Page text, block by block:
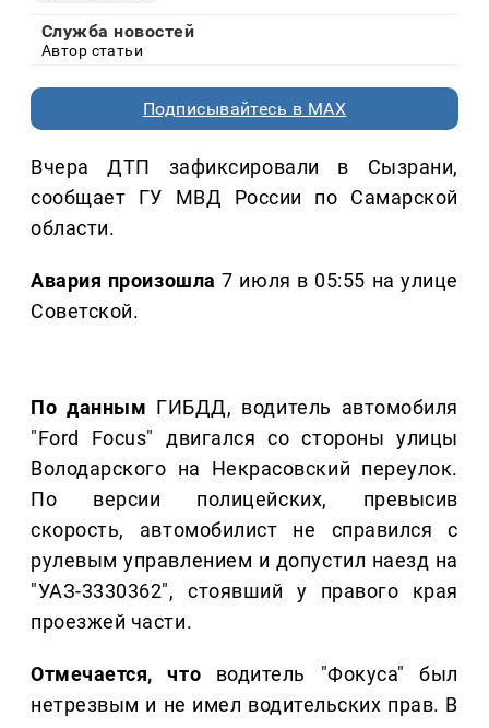
Служба новостей
Автор статьи
Подписывайтесь в MAX
Вчера ДТП зафиксировали в Сызрани,
сообщает ГУ МВД России по Самарской
области.
Авария произошла 7 июля в 05:55 на улице
Советской.
По данным ГИБДД, водитель автомобиля
"Ford Focus" двигался со стороны улицы
Володарского на Некрасовский переулок.
По версии полицейских, превысив
скорость, автомобилист не справился с
рулевым управлением и допустил наезд на
"УАЗ-3330362", стоявший у правого края
проезжей части.
Отмечается, что водитель "Фокуса" был
нетрезвым и не имел водительских прав. В